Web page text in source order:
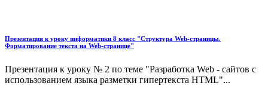
Презентация к уроку информатики 8 класс "Структура Web-страницы.
Форматирование текста на Web-странице"
Презентация к уроку № 2 по теме "Разработка Web - сайтов с
использованием языка разметки гипертекста HTML"...